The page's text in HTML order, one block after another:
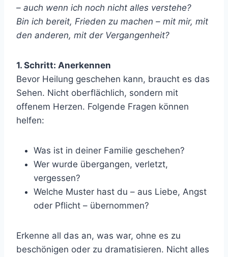
– auch wenn ich noch nicht alles verstehe?
Bin ich bereit, Frieden zu machen – mit mir, mit
den anderen, mit der Vergangenheit?
1. Schritt: Anerkennen
Bevor Heilung geschehen kann, braucht es das
Sehen. Nicht oberflächlich, sondern mit
offenem Herzen. Folgende Fragen können
helfen:
Was ist in deiner Familie geschehen?
Wer wurde übergangen, verletzt,
vergessen?
Welche Muster hast du – aus Liebe, Angst
oder Pflicht – übernommen?
Erkenne all das an, was war, ohne es zu
beschönigen oder zu dramatisieren. Nicht alles